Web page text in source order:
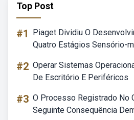
Top Post
#1
Piaget Dividiu O
Quatro Estágios Sensório-
#2 Operar Sistemas
De Escritório E Periféricos
#3 O Processo Registrado No
Seguinte Consequência